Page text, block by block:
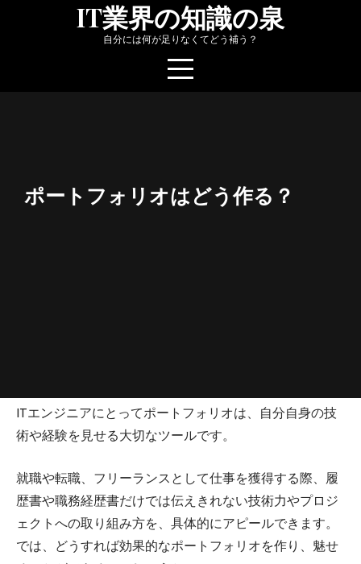
IT業界の知識の泉
自分には何が足りなくてどう補う？
ポートフォリオはどう作る？
ITエンジニアにとってポートフォリオは、自分自身の技
術や経験を見せる大切なツールです。
就職や転職、フリーランスとして仕事を獲得する際、履
歴書や職務経歴書だけでは伝えきれない技術力やプロジ
ェクトへの取り組み方を、具体的にアピールできます。
では、どうすれば効果的なポートフォリオを作り、魅せ